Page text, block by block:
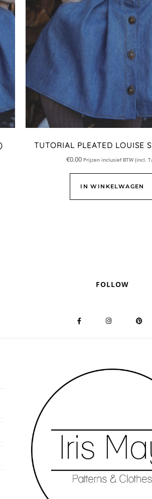
TUTORIAL PLEATED LOUISE
€0.00 Prijzen inclusief BTW (incl.
IN WINKELWAGEN
FOLLOW